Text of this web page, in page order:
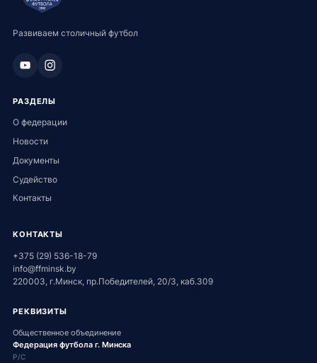
Развиваем столичный футбол
РАЗДЕЛЫ
О федерации
Новости
Документы
Судейство
Контакты
КОНТАКТЫ
+375 (29) 536-18-79
info@ffminsk.by
220003, г.Минск, пр.Победителей, 20/3, каб.309
РЕКВИЗИТЫ
Общественное объединение
Федерация футбола г. Минска
Р/С